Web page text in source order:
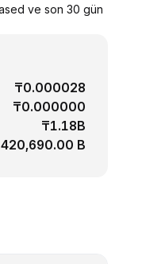
ve son 30 gün
₸0.000028
₸0.000000
₸1.18B
420,690.00 B